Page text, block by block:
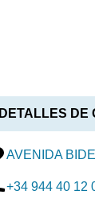
DETALLES DE
AVENIDA
+34 944 40 12